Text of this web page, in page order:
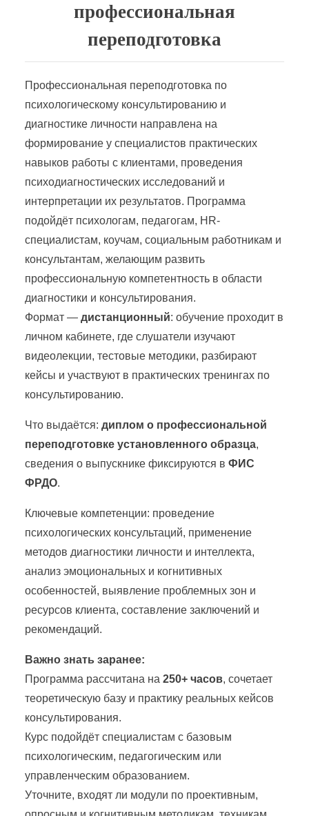
профессиональная
переподготовка
Профессиональная переподготовка по
психологическому консультированию и
диагностике личности направлена на
формирование у специалистов практических
навыков работы с клиентами, проведения
психодиагностических исследований и
интерпретации их результатов. Программа
подойдёт психологам, педагогам, HR-
специалистам, коучам, социальным работникам и
консультантам, желающим развить
профессиональную компетентность в области
диагностики и консультирования.
Формат — дистанционный: обучение проходит в
личном кабинете, где слушатели изучают
видеолекции, тестовые методики, разбирают
кейсы и участвуют в практических тренингах по
консультированию.
Что выдаётся: диплом о профессиональной
переподготовке установленного образца,
сведения о выпускнике фиксируются в ФИС
ФРДО.
Ключевые компетенции: проведение
психологических консультаций, применение
методов диагностики личности и интеллекта,
анализ эмоциональных и когнитивных
особенностей, выявление проблемных зон и
ресурсов клиента, составление заключений и
рекомендаций.
Важно знать заранее:
Программа рассчитана на 250+ часов, сочетает
теоретическую базу и практику реальных кейсов
консультирования.
Курс подойдёт специалистам с базовым
психологическим, педагогическим или
управленческим образованием.
Уточните, входят ли модули по проективным,